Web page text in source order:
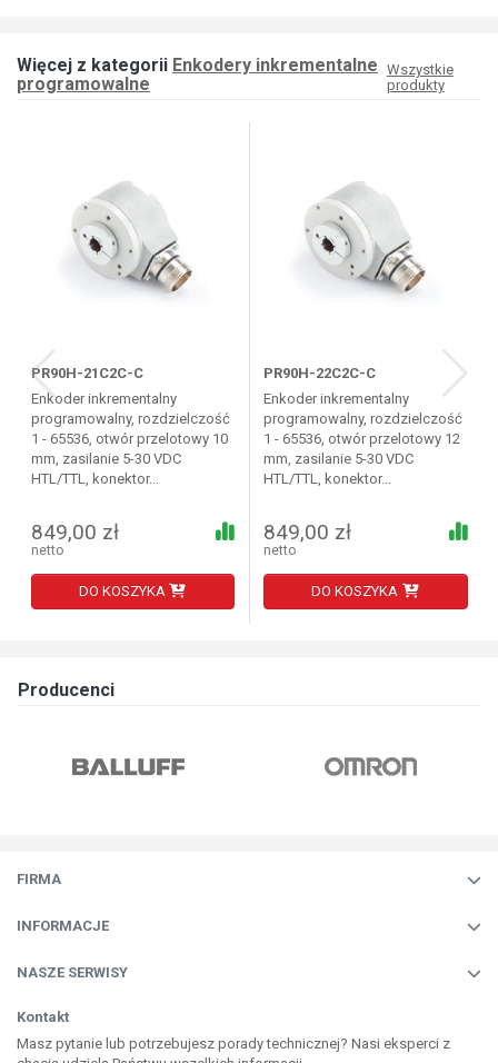
Więcej z kategorii Enkodery inkrementalne
programowalne
Wszystkie
produkty
PR90H-21C2C-C
Enkoder inkrementalny
programowalny, rozdzielczość
1 - 65536, otwór przelotowy 10
mm, zasilanie 5-30 VDC
HTL/TTL, konektor...
849,00 zł
netto
DO KOSZYKA
PR90H-22C2C-C
Enkoder inkrementalny
programowalny, rozdzielczość
1 - 65536, otwór przelotowy 12
mm, zasilanie 5-30 VDC
HTL/TTL, konektor...
849,00 zł
netto
DO KOSZYKA
Producenci
FIRMA
INFORMACJE
NASZE SERWISY
Kontakt
Masz pytanie lub potrzebujesz porady technicznej? Nasi eksperci z